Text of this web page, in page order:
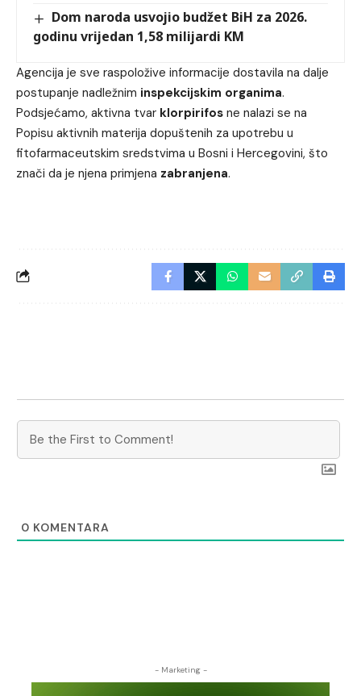
Dom naroda usvojio budžet BiH za 2026.
godinu vrijedan 1,58 milijardi KM
Agencija je sve raspoložive informacije dostavila na dalje
postupanje nadležnim inspekcijskim organima.
Podsjećamo, aktivna tvar klorpirifos ne nalazi se na
Popisu aktivnih materija dopuštenih za upotrebu u
fitofarmaceutskim sredstvima u Bosni i Hercegovini, što
znači da je njena primjena zabranjena.
0 KOMENTARA
- Marketing -